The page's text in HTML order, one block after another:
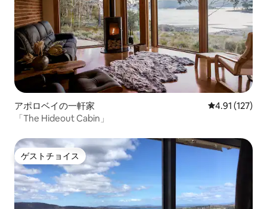
アポロベイの一軒家 レビュー127
4.91 (127)
「The Hideout Cabin」
ゲストチョイス
ゲストチョイス